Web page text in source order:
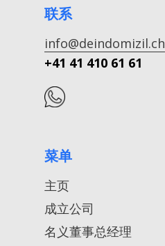
info@deindomizil.ch
+41 41 410 61 61
菜单
主页
联系
成立公司
名义董事总经理